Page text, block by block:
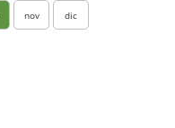
nov dic